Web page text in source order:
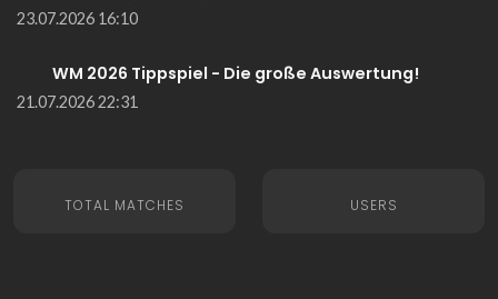
23.07.2026 16:10
WM 2026 Tippspiel - Die große Auswertung!
21.07.2026 22:31
TOTAL MATCHES USERS